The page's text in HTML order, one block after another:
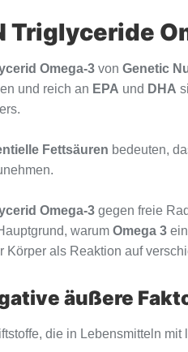
Triglyceride
Omega-3 von Genetic
und reich an EPA und DHA
Fettsäuren bedeuten,
Omega-3 gegen freie
warum Omega 3
Körper als Reaktion auf
äußere
die in Lebensmitteln